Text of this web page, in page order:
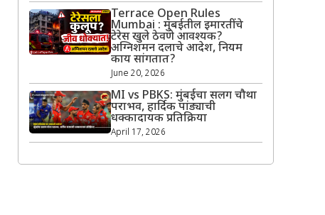
Terrace Open Rules
Mumbai : मुंबईतील इमारतींचे
टेरेस खुले ठेवणे आवश्यक?
अग्निशमन दलाचे आदेश, नियम
काय सांगतात?
June 20, 2026
MI vs PBKS: मुंबईचा सलग चौथा
पराभव, हार्दिक पांड्याची
धक्कादायक प्रतिक्रिया
April 17, 2026